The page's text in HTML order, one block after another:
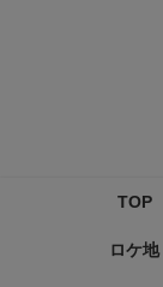
TOP
ロケ地